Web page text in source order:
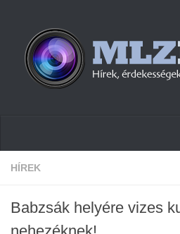
Hírek
Cikkek
HÍREK
Babzsák helyére vizes